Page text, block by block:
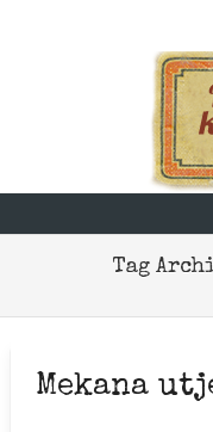
Tag
Mekana